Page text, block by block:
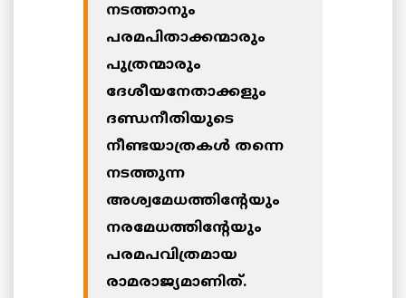
നടത്താനും
പരമപിതാക്കന്മാരും
പുത്രന്മാരും
ദേശീയനേതാക്കളും
ദണ്ഡനീതിയുടെ
നീണ്ടയാത്രകള്‍ തന്നെ
നടത്തുന്ന
അശ്വമേധത്തിന്റേയും
നരമേധത്തിന്റേയും
പരമപവിത്രമായ
രാമരാജ്യമാണിത്.